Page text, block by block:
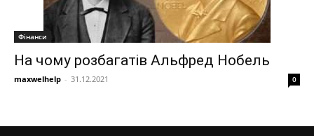
Фінанси
На чому розбагатів Альфред Нобель
maxwelhelp - 31.12.2021 0